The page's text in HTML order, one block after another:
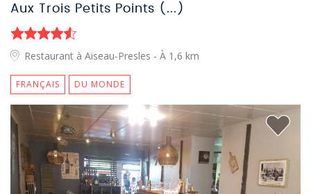
Aux Trois Petits Points (...)
Restaurant à Aiseau-Presles - À 1,6 km
FRANÇAIS DU MONDE